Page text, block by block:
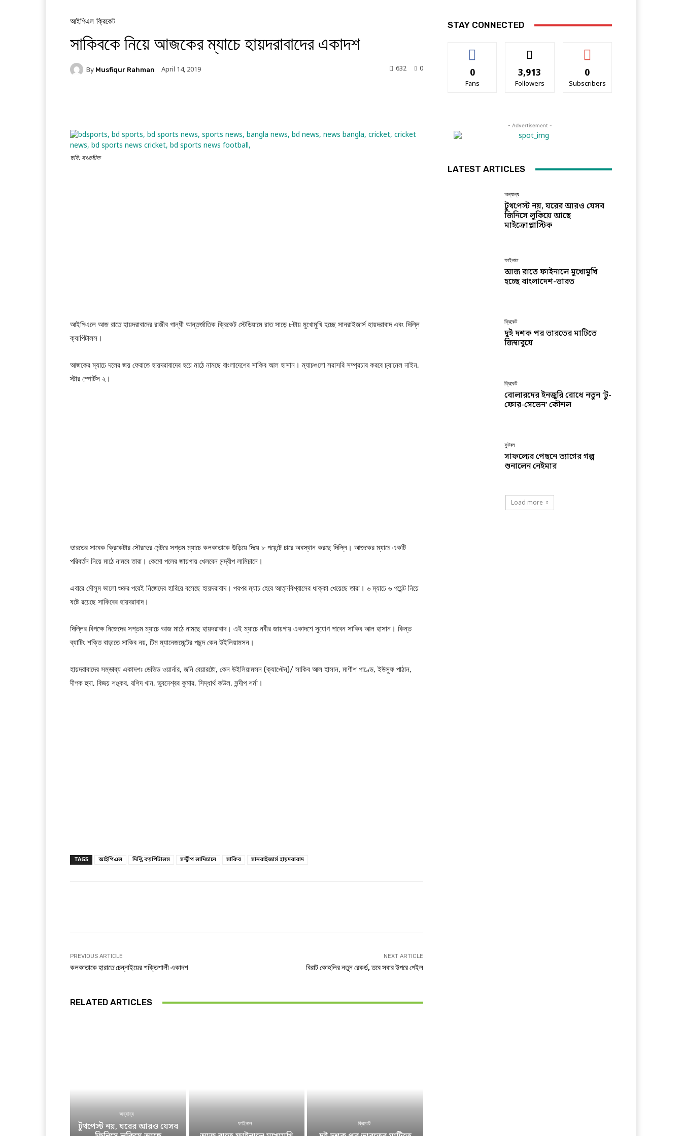
আইপিএল ক্রিকেট
সাকিবকে নিয়ে আজকের ম্যাচে হায়দরাবাদের একাদশ
By Musfiqur Rahman April 14, 2019 0
632
ছবি: সংগ্রহীত
আইপিএলে আজ রাতে হায়দরাবাদের রাজীব গান্ধী আন্তর্জাতিক ক্রিকেট স্টেডিয়ামে রাত সাড়ে ৮টায় মুখোমুখি হচ্ছে সানরাইজার্স হায়দরাবাদ এবং দিল্লি
ক্যাপিটালস।
আজকের ম্যাচে দলের জয় ফেরাতে হায়দরাবাদের হয়ে মাঠে নামছে বাংলাদেশের সাকিব আল হাসান। ম্যাচগুলো সরাসরি সম্প্রচার করবে চ্যানেল নাইন,
স্টার স্পোর্টস ২।
ভারতের সাবেক ক্রিকেটার সৌরভের মেন্টরে সপ্তম ম্যাচে কলকাতাকে উড়িয়ে দিয়ে ৮ পয়েন্টে চারে অবস্থান করছে দিল্লি। আজকের ম্যাচে একটি
পরিবর্তন নিয়ে মাঠে নামবে তারা। কেমো পলের জায়গায় খেলবেন সন্দ্বীপ লামিচানে।
এবারে মৌসুম ভালো শুরুর পরেই নিজেদের হারিয়ে বসেছে হায়দরাবাদ। পরপর ম্যাচ হেরে আত্নবিশ্বাসের ধাক্কা খেয়েছে তারা। ৬ ম্যাচে ৬ পয়েন্ট নিয়ে
ষষ্টে রয়েছে সাকিবের হায়দরাবাদ।
দিল্লির বিপক্ষে নিজেদের সপ্তম ম্যাচে আজ মাঠে নামছে হায়দরাবাদ। এই ম্যাচে নবীর জায়গায় একাদশে সুযোগ পাবেন সাকিব আল হাসান। কিন্ত
ব্যাটিং শক্তি বাড়াতে সাকিব নয়, টিম ম্যানেজমেন্টের পছন্দ কেন উইলিয়ামসন।
হায়দরাবাদের সম্ভাব্য একাদশঃ ডেভিড ওয়ার্নার, জনি বেয়ারষ্টো, কেন উইলিয়ামসন (ক্যাপ্টেন)/ সাকিব আল হাসান, মাণীশ পাণ্ডে, ইউসুফ পাঠান,
দীপক হুদা, বিজয় শঙ্কর, রশিদ খান, ভুবনেশ্বর কুমার, সিদ্ধার্থ কউল, সন্দীপ শর্মা।
TAGS আইপিএল দিল্লি ক্যাপিটালস সন্দ্বীপ লামিচানে সাকিব সানরাইজার্স হায়দরাবাদ
PREVIOUS ARTICLE
কলকাতাকে হারাতে চেন্নাইয়ের শক্তিশালী একাদশ
NEXT ARTICLE
বিরাট কোহলির নতুন রেকর্ড, তবে সবার উপরে গেইল
RELATED ARTICLES
অন্যান্য
টুথপেস্ট নয়, ঘরের আরও যেসব
ফাইনাল ক্রিকেট
STAY CONNECTED
0
Fans
3,913
Followers
0
Subscribers
- Advertisement -
LATEST ARTICLES
অন্যান্য
টুথপেস্ট নয়, ঘরের আরও যেসব
জিনিসে লুকিয়ে আছে
মাইক্রোপ্লাস্টিক
ফাইনাল
আজ রাতে ফাইনালে মুখোমুখি
হচ্ছে বাংলাদেশ-ভারত
ক্রিকেট
দুই দশক পর ভারতের মাটিতে
জিম্বাবুয়ে
ক্রিকেট
বোলারদের ইনজুরি রোধে নতুন ‘টু-
ফোর-সেভেন’ কৌশল
ফুটবল
সাফল্যের পেছনে ত্যাগের গল্প
শুনালেন নেইমার
Load more